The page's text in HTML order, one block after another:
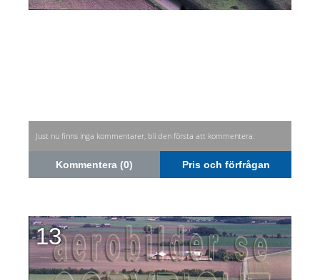
Just nu finns inga kommentarer, bli den första att kommentera.
Kommentera (0) Pris och förfrågan
13